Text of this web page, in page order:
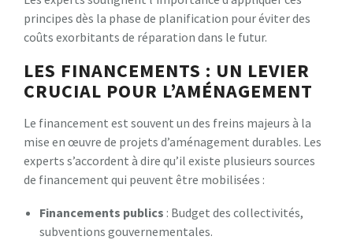
principes dès la phase de planification pour éviter des
coûts exorbitants de réparation dans le futur.
LES FINANCEMENTS : UN LEVIER
CRUCIAL POUR L’AMÉNAGEMENT
Le financement est souvent un des freins majeurs à la
mise en œuvre de projets d’aménagement durables. Les
experts s’accordent à dire qu’il existe plusieurs sources
de financement qui peuvent être mobilisées :
Financements publics : Budget des collectivités,
subventions gouvernementales.